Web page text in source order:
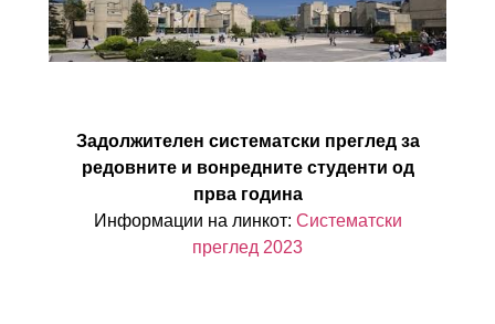
Задолжителен систематски преглед за
редовните и вонредните студенти од
прва година
Информации на линкот: Систематски
преглед 2023